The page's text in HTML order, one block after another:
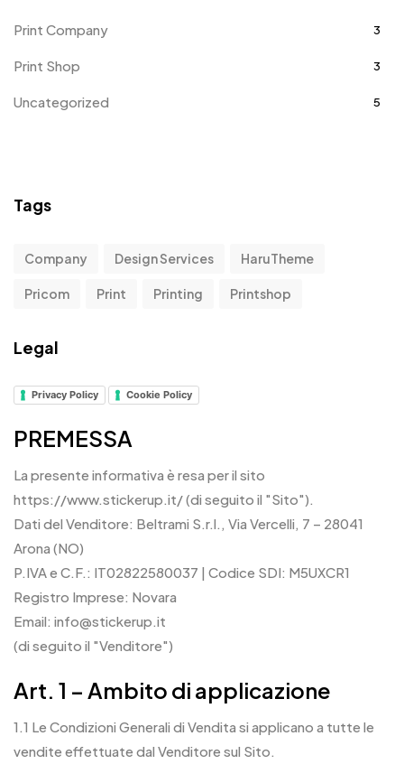
Print Company 3
Print Shop 3
Uncategorized 5
Tags
Company Design Services HaruTheme
Pricom Print Printing Printshop
Legal
Privacy Policy Cookie Policy
PREMESSA
La presente informativa è resa per il sito
https://www.stickerup.it/ (di seguito il "Sito").
Dati del Venditore: Beltrami S.r.l., Via Vercelli, 7 – 28041
Arona (NO)
P.IVA e C.F.: IT02822580037 | Codice SDI: M5UXCR1
Registro Imprese: Novara
Email: info@stickerup.it
(di seguito il "Venditore")
Art. 1 – Ambito di applicazione
1.1 Le Condizioni Generali di Vendita si applicano a tutte le
vendite effettuate dal Venditore sul Sito.